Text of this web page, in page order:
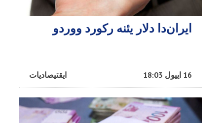
ایران‌دا دلار یئنه رکورد ووردو
ایقتیصادیات 16 اییول 18:03